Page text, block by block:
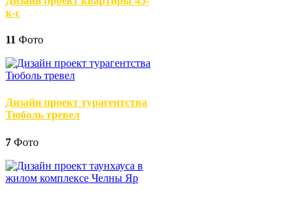
к-с
11 Фото
Дизайн проект турагентства
Тюболь тревел
7 Фото